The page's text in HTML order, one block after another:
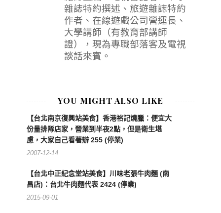
雜誌特約撰述、旅遊雜誌特約
作者、在線遊戲公司營運長、
大學講師（有教育部講師
證），現為專職部落客及電視
談話來賓。
YOU MIGHT ALSO LIKE
【台北南京復興站美食】香港裕記燒臘：便宜大
份量排隊店家，營業到半夜2點，但是衛生堪
慮，大家自己看著辦 255 (停業)
2007-12-14
【台北中正紀念堂站美食】川味老張牛肉麵 (南
昌店)：台北牛肉麵代表 2424 (停業)
2015-09-01